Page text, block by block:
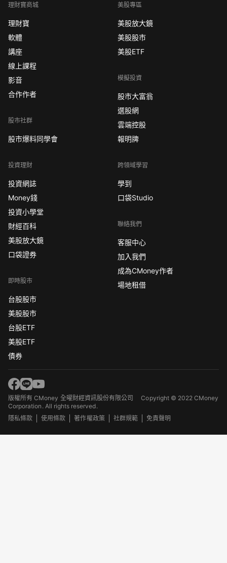
理財寶商城
理財寶
軟體
講座
線上課程
影音
合作作者
股市社群
股市爆料同學會
投資理財
投資網誌
Money錢
投資小學堂
財經百科
美股放大鏡
口袋證券
即時股市
台股股市
美股股市
台股ETF
美股ETF
債券
美股專區
美股放大鏡
美股股市
美股ETF
模擬投資
股市大富翁
選股網
雲端控股
報明牌
跨領域學習
學到
口袋Studio
聯絡我們
客服中心
加入我們
成為CMoney作者
場地租借
版權所有 CMoney 全曜財經資訊股份有限公司Copyright © 2022 CMoney
Corporation. All rights reserved.
隱私條款
使用條款 著作權政策 社群規範 免責聲明